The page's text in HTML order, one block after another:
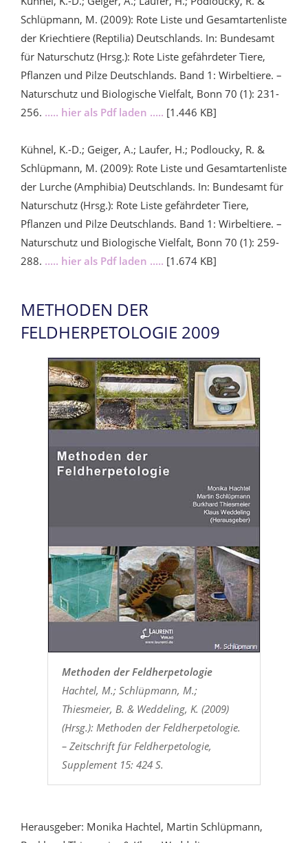
Schlüpmann, M. (2009): Rote Liste und Gesamtartenliste
der Kriechtiere (Reptilia) Deutschlands. In: Bundesamt
für Naturschutz (Hrsg.): Rote Liste gefährdeter Tiere,
Pflanzen und Pilze Deutschlands. Band 1: Wirbeltiere. –
Naturschutz und Biologische Vielfalt, Bonn 70 (1): 231-
256. ..... hier als Pdf laden ..... [1.446 KB]
Kühnel, K.-D.; Geiger, A.; Laufer, H.; Podloucky, R. &
Schlüpmann, M. (2009): Rote Liste und Gesamtartenliste
der Lurche (Amphibia) Deutschlands. In: Bundesamt für
Naturschutz (Hrsg.): Rote Liste gefährdeter Tiere,
Pflanzen und Pilze Deutschlands. Band 1: Wirbeltiere. –
Naturschutz und Biologische Vielfalt, Bonn 70 (1): 259-
288. ..... hier als Pdf laden ..... [1.674 KB]
METHODEN DER
FELDHERPETOLOGIE 2009
Methoden der Feldherpetologie
Hachtel, M.; Schlüpmann, M.;
Thiesmeier, B. & Weddeling, K. (2009)
(Hrsg.): Methoden der Feldherpetologie.
– Zeitschrift für Feldherpetologie,
Supplement 15: 424 S.
Herausgeber: Monika Hachtel, Martin Schlüpmann,